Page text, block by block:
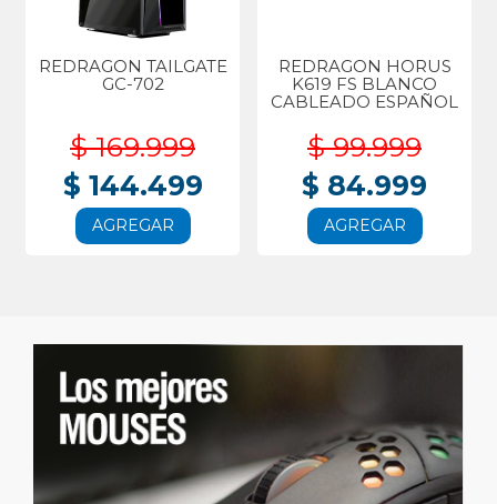
REDRAGON TAILGATE
GC-702
$ 169.999
$ 144.499
AGREGAR
REDRAGON HORUS
K619 FS BLANCO
CABLEADO ESPAÑOL
$ 99.999
$ 84.999
AGREGAR